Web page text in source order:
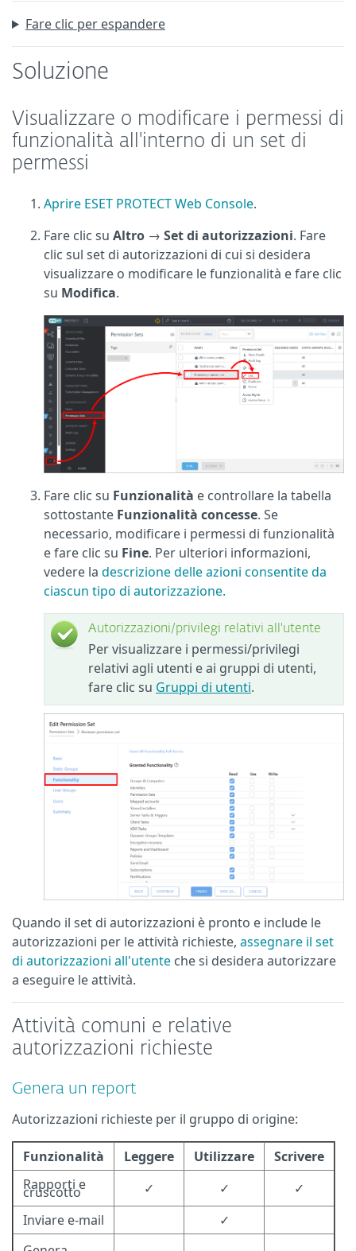
Fare clic per espandere
Soluzione
Visualizzare o modificare i permessi di
funzionalità all'interno di un set di
permessi
Aprire ESET PROTECT Web Console.
Fare clic su Altro → Set di autorizzazioni. Fare
clic sul set di autorizzazioni di cui si desidera
visualizzare o modificare le funzionalità e fare clic
su Modifica.
Fare clic su Funzionalità e controllare la tabella
sottostante Funzionalità concesse. Se
necessario, modificare i permessi di funzionalità
e fare clic su Fine. Per ulteriori informazioni,
vedere la descrizione delle azioni consentite da
ciascun tipo di autorizzazione.
Autorizzazioni/privilegi relativi all'utente
Per visualizzare i permessi/privilegi
relativi agli utenti e ai gruppi di utenti,
fare clic su Gruppi di utenti.
Quando il set di autorizzazioni è pronto e include le
autorizzazioni per le attività richieste, assegnare il set
di autorizzazioni all'utente che si desidera autorizzare
a eseguire le attività.
Attività comuni e relative
autorizzazioni richieste
Genera un report
Autorizzazioni richieste per il gruppo di origine:
Funzionalità Leggere Utilizzare
Scrivere
Rapporti e
cruscotto ✓ ✓
✓
Inviare e-mail
✓